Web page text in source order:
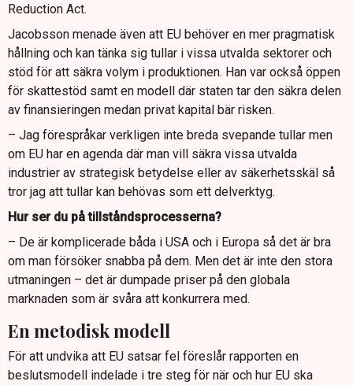
Reduction Act.
Jacobsson menade även att EU behöver en mer pragmatisk
hållning och kan tänka sig tullar i vissa utvalda sektorer och
stöd för att säkra volym i produktionen. Han var också öppen
för skattestöd samt en modell där staten tar den säkra delen
av finansieringen medan privat kapital bär risken.
– Jag förespråkar verkligen inte breda svepande tullar men
om EU har en agenda där man vill säkra vissa utvalda
industrier av strategisk betydelse eller av säkerhetsskäl så
tror jag att tullar kan behövas som ett delverktyg.
Hur ser du på tillståndsprocesserna?
– De är komplicerade båda i USA och i Europa så det är bra
om man försöker snabba på dem. Men det är inte den stora
utmaningen – det är dumpade priser på den globala
marknaden som är svåra att konkurrera med.
En metodisk modell
För att undvika att EU satsar fel föreslår rapporten en
beslutsmodell indelade i tre steg för när och hur EU ska